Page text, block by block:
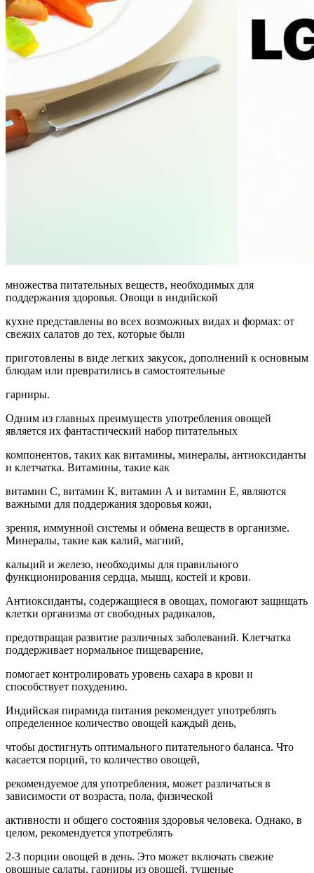
множества питательных веществ, необходимых для
поддержания здоровья. Овощи в индийской
кухне представлены во всех возможных видах и формах: от
свежих салатов до тех, которые были
приготовлены в виде легких закусок, дополнений к основным
блюдам или превратились в самостоятельные
гарниры.
Одним из главных преимуществ употребления овощей
является их фантастический набор питательных
компонентов, таких как витамины, минералы, антиоксиданты
и клетчатка. Витамины, такие как
витамин С, витамин К, витамин А и витамин Е, являются
важными для поддержания здоровья кожи,
зрения, иммунной системы и обмена веществ в организме.
Минералы, такие как калий, магний,
кальций и железо, необходимы для правильного
функционирования сердца, мышц, костей и крови.
Антиоксиданты, содержащиеся в овощах, помогают защищать
клетки организма от свободных радикалов,
предотвращая развитие различных заболеваний. Клетчатка
поддерживает нормальное пищеварение,
помогает контролировать уровень сахара в крови и
способствует похудению.
Индийская пирамида питания рекомендует употреблять
определенное количество овощей каждый день,
чтобы достигнуть оптимального питательного баланса. Что
касается порций, то количество овощей,
рекомендуемое для употребления, может различаться в
зависимости от возраста, пола, физической
активности и общего состояния здоровья человека. Однако, в
целом, рекомендуется употреблять
2-3 порции овощей в день. Это может включать свежие
овощные салаты, гарниры из овощей, тушеные